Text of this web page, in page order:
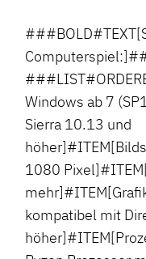
Windows ab 7
Sierra 10.13 und
1080
kompatibel mit